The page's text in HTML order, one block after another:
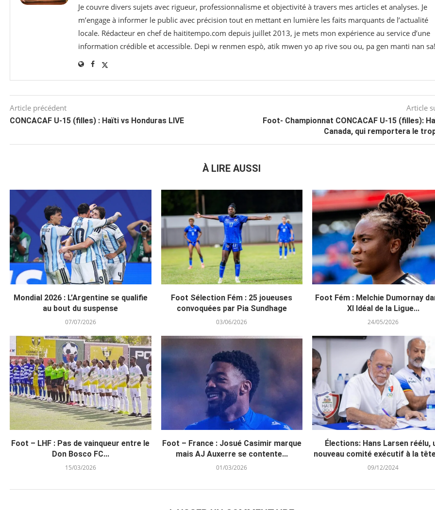
Je couvre divers sujets avec rigueur, professionnalisme et objectivité à travers mes articles et analyses. Je
m’engage à informer le public avec précision tout en mettant en lumière les faits marquants de l’actualité
locale. Rédacteur en chef de haititempo.com⁠ depuis juillet 2013, je mets mon expérience au service d’une
information crédible et accessible. Depi w renmen espò, atik mwen yo ap rive sou ou, pa gen manti nan sa!
Article précédent
CONCACAF U-15 (filles) : Haïti vs Honduras LIVE
Article
Foot- Championnat CONCACAF U-15 (filles):
Canada, qui remportera le
À LIRE AUSSI
Mondial 2026 : L’Argentine se qualifie
au bout du suspense
07/07/2026
Foot Sélection Fém : 25 joueuses
convoquées par Pia Sundhage
03/06/2026
Foot Fém : Melchie Dumornay
XI Idéal de la Ligue...
24/05/2026
Foot – LHF : Pas de vainqueur entre le
Don Bosco FC...
15/03/2026
Foot – France : Josué Casimir marque
mais AJ Auxerre se contente...
01/03/2026
Élections: Hans Larsen réélu,
nouveau comité exécutif à la
09/12/2024